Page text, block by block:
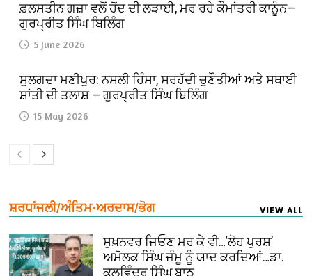
ਫ਼ਲਸਤੀਨ ਗਜ਼ਾ ਵਲੋਂ ਹੋਂਦ ਦੀ ਲੜਾਈ, ਮਰ ਰਹੇ ਕੌਮਾਂਤਰੀ ਕਾਨੂੰਨ—
ਗੁਰਪ੍ਰੀਤ ਸਿੰਘ ਬਿਲਿੰਗ
5 June 2026
ਸੁਲਗਦਾ ਮਣੀਪੁਰ: ਨਸਲੀ ਹਿੰਸਾ, ਸਰਹੱਦੀ ਚੁਣੌਤੀਆਂ ਅਤੇ ਸਥਾਈ
ਸ਼ਾਂਤੀ ਦੀ ਤਲਾਸ਼ — ਗੁਰਪ੍ਰੀਤ ਸਿੰਘ ਬਿਲਿੰਗ
15 May 2026
ਸ਼ਰਧਾਂਜਲੀ/ਅੰਤਿਮ-ਅਰਦਾਸ/ਭੋਗ VIEW ALL
ਸੁਖ਼ਨਵਰ ਜਿਓਣ ਮਰ ਕੇ ਵੀ…‘ਲੋਹ ਪੁਰਸ਼’
ਅਮੋਲਕ ਸਿੰਘ ਜੰਮੂ ਨੂੰ ਯਾਦ ਕਰਦਿਆਂ…ਡਾ.
ਕੁਲਵਿੰਦਰ ਸਿੰਘ ਬਾਠ